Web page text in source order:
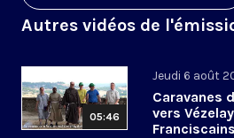
Autres vidéos de
05:46
Jeudi 6 août
Caravanes
vers
Franciscains